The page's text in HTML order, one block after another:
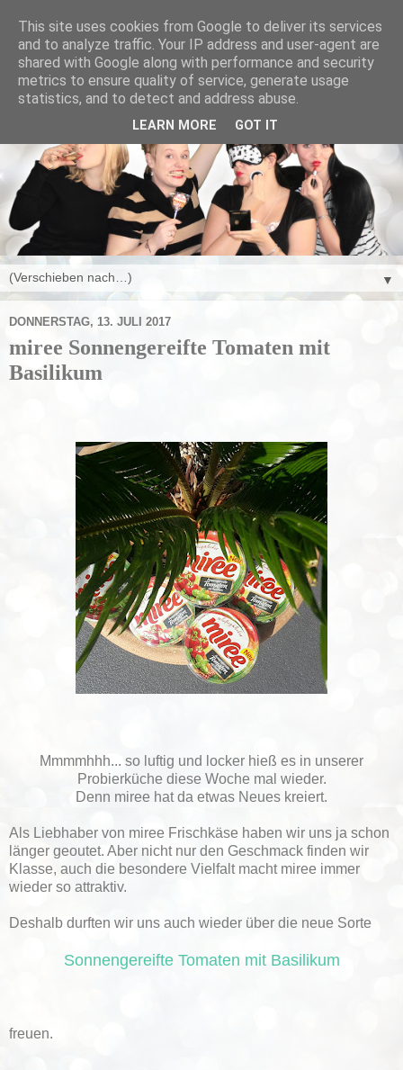
▼
DONNERSTAG, 13. JULI 2017
miree Sonnengereifte Tomaten mit
Basilikum
Mmmmhhh... so luftig und locker hieß es in unserer
Probierküche diese Woche mal wieder.
Denn miree hat da etwas Neues kreiert.
Als Liebhaber von miree Frischkäse haben wir uns ja schon
länger geoutet. Aber nicht nur den Geschmack finden wir
Klasse, auch die besondere Vielfalt macht miree immer
wieder so attraktiv.
Deshalb durften wir uns auch wieder über die neue Sorte
Sonnengereifte Tomaten mit Basilikum
freuen.
This site uses cookies from Google to deliver its services
and to analyze traffic. Your IP address and user-agent are
shared with Google along with performance and security
metrics to ensure quality of service, generate usage
statistics, and to detect and address abuse.
LEARN MORE GOT IT